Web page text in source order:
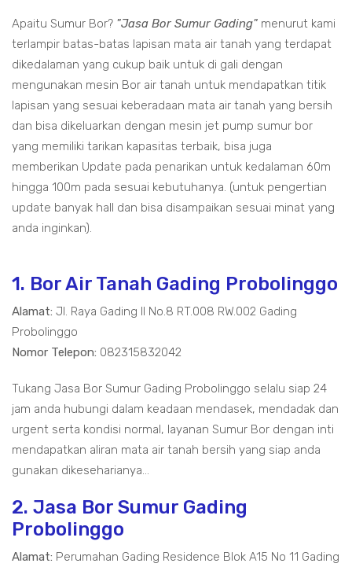
Apaitu Sumur Bor? "Jasa Bor Sumur Gading" menurut kami
terlampir batas-batas lapisan mata air tanah yang terdapat
dikedalaman yang cukup baik untuk di gali dengan
mengunakan mesin Bor air tanah untuk mendapatkan titik
lapisan yang sesuai keberadaan mata air tanah yang bersih
dan bisa dikeluarkan dengan mesin jet pump sumur bor
yang memiliki tarikan kapasitas terbaik, bisa juga
memberikan Update pada penarikan untuk kedalaman 60m
hingga 100m pada sesuai kebutuhanya. (untuk pengertian
update banyak hall dan bisa disampaikan sesuai minat yang
anda inginkan).
1. Bor Air Tanah Gading Probolinggo
Alamat: Jl. Raya Gading II No.8 RT.008 RW.002 Gading
Probolinggo
Nomor Telepon: 082315832042
Tukang Jasa Bor Sumur Gading Probolinggo selalu siap 24
jam anda hubungi dalam keadaan mendasek, mendadak dan
urgent serta kondisi normal, layanan Sumur Bor dengan inti
mendapatkan aliran mata air tanah bersih yang siap anda
gunakan dikeseharianya...
2. Jasa Bor Sumur Gading
Probolinggo
Alamat: Perumahan Gading Residence Blok A15 No 11 Gading